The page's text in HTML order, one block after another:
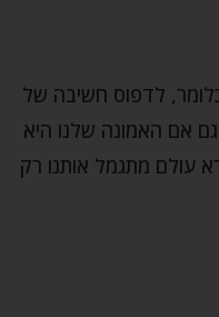
לדפוס חשיבה של
אם האמונה שלנו היא
עולם מתגמל אותנו רק